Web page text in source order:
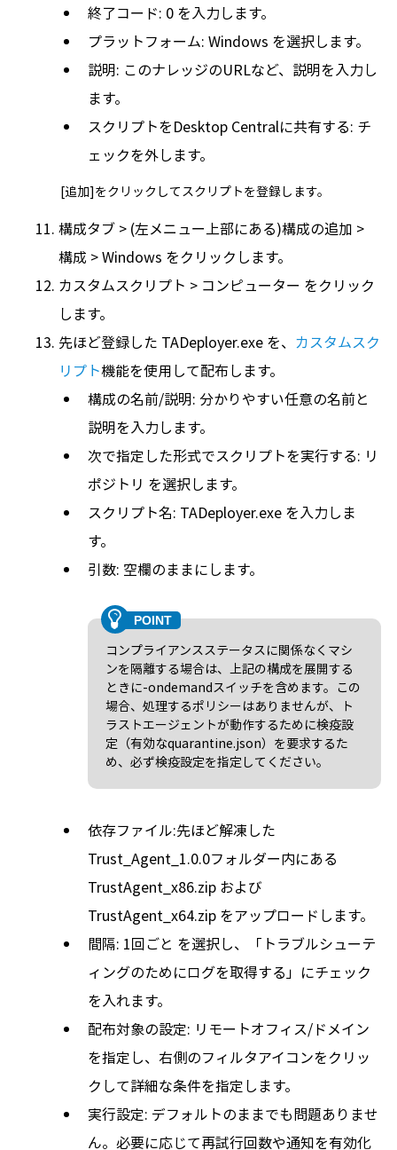
終了コード: 0 を入力します。
プラットフォーム: Windows を選択します。
説明: このナレッジのURLなど、説明を入力し
ます。
スクリプトをDesktop Centralに共有する: チ
ェックを外します。
[追加]をクリックしてスクリプトを登録します。
構成タブ > (左メニュー上部にある)構成の追加 >
構成 > Windows をクリックします。
カスタムスクリプト > コンピューター をクリック
します。
先ほど登録した TADeployer.exe を、 カスタムスク
リプト機能を使用して配布します。
構成の名前/説明: 分かりやすい任意の名前と
説明を入力します。
次で指定した形式でスクリプトを実行する: リ
ポジトリ を選択します。
スクリプト名: TADeployer.exe を入力しま
す。
引数: 空欄のままにします。
コンプライアンスステータスに関係なくマシ
ンを隔離する場合は、上記の構成を展開する
ときに-ondemandスイッチを含めます。この
場合、処理するポリシーはありませんが、ト
ラストエージェントが動作するために検疫設
定（有効なquarantine.json）を要求するた
め、必ず検疫設定を指定してください。
依存ファイル:先ほど解凍した
Trust_Agent_1.0.0フォルダー内にある
TrustAgent_x86.zip および
TrustAgent_x64.zip をアップロードします。
間隔: 1回ごと を選択し、「トラブルシューテ
ィングのためにログを取得する」にチェック
を入れます。
配布対象の設定: リモートオフィス/ドメイン
を指定し、右側のフィルタアイコンをクリッ
クして詳細な条件を指定します。
実行設定: デフォルトのままでも問題ありませ
ん。必要に応じて再試行回数や通知を有効化